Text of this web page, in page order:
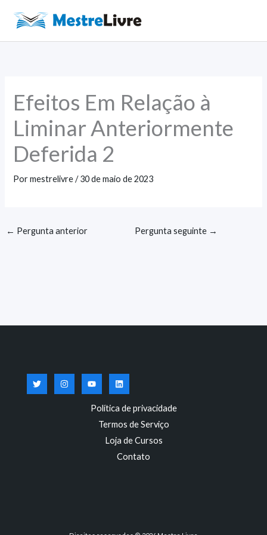
para
o
Efeitos Em Relação à
Liminar Anteriormente
Deferida 2
Pormestrelivre/30 de maio de 2023
← Pergunta anterior Pergunta seguinte →
Política de privacidade
Termos de Serviço
Loja de Cursos
Contato